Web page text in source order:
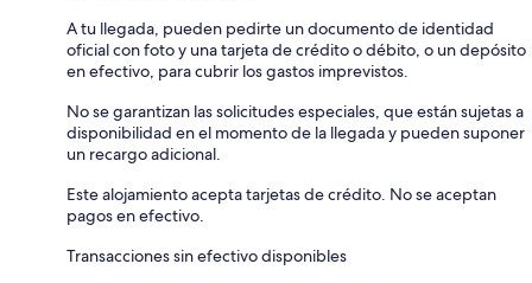
A tu llegada, pueden pedirte un documento de identidad
oficial con foto y una tarjeta de crédito o débito, o un depósito
en efectivo, para cubrir los gastos imprevistos.
No se garantizan las solicitudes especiales, que están sujetas a
disponibilidad en el momento de la llegada y pueden suponer
un recargo adicional.
Este alojamiento acepta tarjetas de crédito. No se aceptan
pagos en efectivo.
Transacciones sin efectivo disponibles